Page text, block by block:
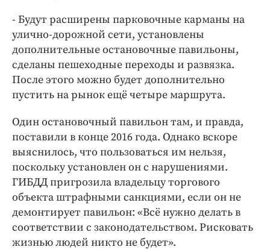
- Будут расширены парковочные карманы на
улично-дорожной сети, установлены
дополнительные остановочные павильоны,
сделаны пешеходные переходы и развязка.
После этого можно будет дополнительно
пустить на рынок ещё четыре маршрута.
Один остановочный павильон там, и правда,
поставили в конце 2016 года. Однако вскоре
выяснилось, что пользоваться им нельзя,
поскольку установлен он с нарушениями.
ГИБДД пригрозила владельцу торгового
объекта штрафными санкциями, если он не
демонтирует павильон: «Всё нужно делать в
соответствии с законодательством. Рисковать
жизнью людей никто не будет».